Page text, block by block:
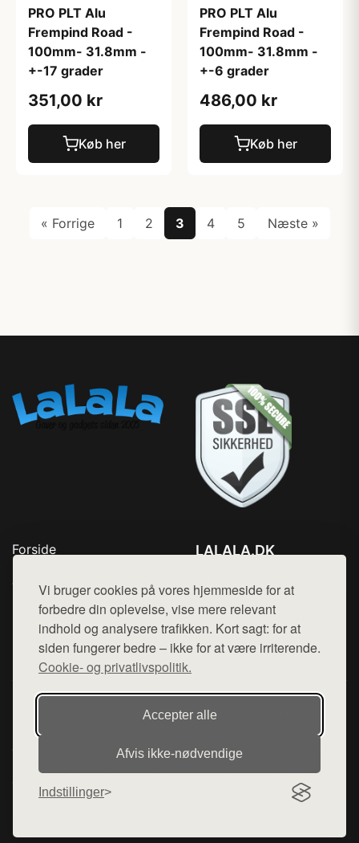
Vi bruger cookies på vores hjemmeside for at
forbedre din oplevelse, vise mere relevant
indhold og analysere trafikken. Kort sagt: for at
siden fungerer bedre – ikke for at være irriterende.
Cookie- og privatlivspolitik.
Accepter alle
Afvis ikke‑nødvendige
Indstillinger
PRO PLT Alu
Frempind Road -
100mm- 31.8mm -
+-17 grader
351,00 kr
Køb her
PRO PLT Alu
Frempind Road -
100mm- 31.8mm -
+-6 grader
486,00 kr
Køb her
« Forrige 1 2 3 4 5 Næste »
Forside
Top Rabatter
Blog
Kontakt
LALALA.DK
Mail: hej@want.dk
Cookie- og privatlivspolitik
Denne side er en del af want.dk, der udgiver en række
hjemmesider med præsentation af forskellige produkter fra
diverse webshops. Der sælges ikke varer fra denne side - vi
henviser til de shops, som sælger varen. Vi har heller ikke
varerne på lager.